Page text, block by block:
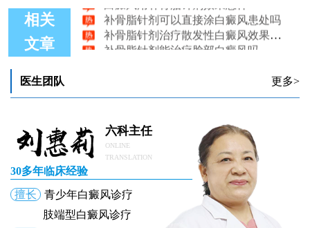
相关
文章
补骨脂针剂可以直接涂白癜风患处吗
补骨脂针剂治疗散发性白癜风效果好不好
补骨脂针剂能治疗脸部白癜风吗
医生团队 更多>
六科主任
ONLINE
TRANSLATION
30多年临床经验
擅长
青少年白癜风诊疗
肢端型白癜风诊疗